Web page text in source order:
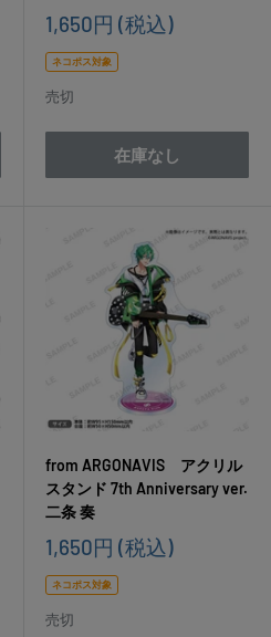
販
価
格
1,650円 (税込)
ネコポス対象
売切
在庫なし
from ARGONAVIS アクリル
スタンド 7th Anniversary ver.
二条 奏
販
価
格
1,650円 (税込)
ネコポス対象
売切